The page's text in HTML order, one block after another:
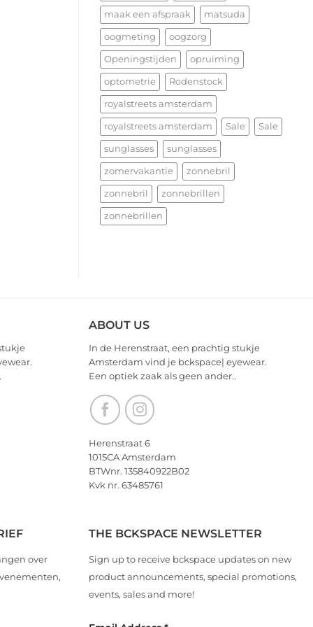
maak een afspraak matsuda
oogmeting oogzorg
Openingstijden opruiming
optometrie Rodenstock
royalstreets amsterdam
royalstreets amsterdam Sale Sale
sunglasses sunglasses
zomervakantie zonnebril
zonnebril zonnebrillen
zonnebrillen
ABOUT US
In de Herenstraat, een prachtig stukje
Amsterdam vind je bckspace| eyewear.
Een optiek zaak als geen ander..
Herenstraat 6
1015CA Amsterdam
BTWnr. 135840922B02
Kvk nr. 63485761
over
THE BCKSPACE NEWSLETTER
Sign up to receive bckspace updates on new
product announcements, special promotions,
events, sales and more!